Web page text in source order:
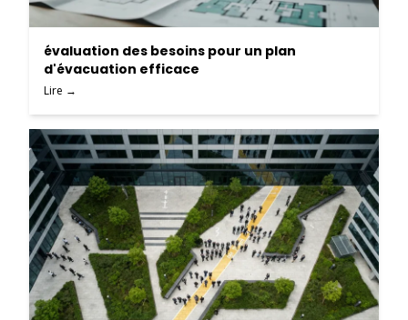
évaluation des besoins pour un plan
d'évacuation efficace
Lire →